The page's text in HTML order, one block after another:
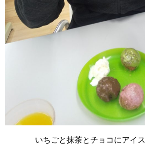
いちごと抹茶とチョコにアイス